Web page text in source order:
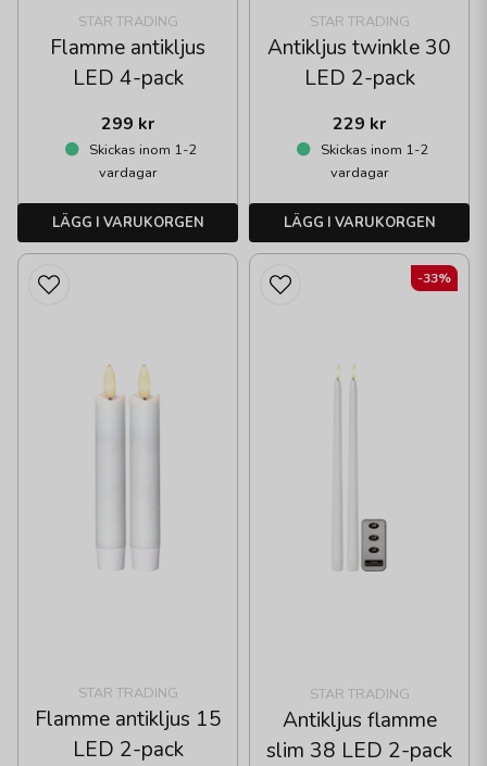
STAR TRADING
Flamme antikljus
LED 4-pack
299 kr
Skickas inom 1-2
vardagar
LÄGG I VARUKORGEN
STAR TRADING
Antikljus twinkle 30
LED 2-pack
229 kr
Skickas inom 1-2
vardagar
LÄGG I VARUKORGEN
STAR TRADING
Flamme antikljus 15
LED 2-pack
STAR TRADING
Antikljus flamme
slim 38 LED 2-pack
-33%